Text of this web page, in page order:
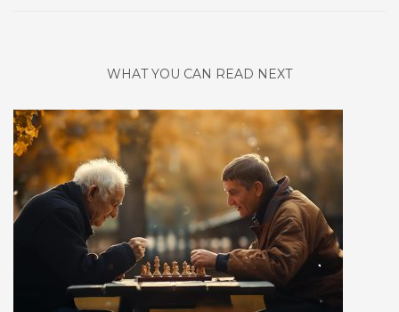
WHAT YOU CAN READ NEXT